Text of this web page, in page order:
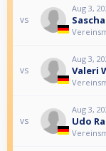
vs
Aug 3,
vs
Aug 3,
Valeri
vs
Aug 3,
Udo